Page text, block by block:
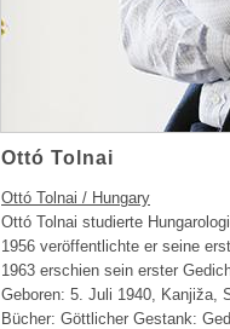
Ottó Tolnai
Ottó Tolnai / Hungary
Ottó Tolnai studierte
1956 veröffentlichte er seine
1963 erschien sein erster
Geboren: 5. Juli 1940, Kanjiža,
Bücher: Göttlicher Gestank: